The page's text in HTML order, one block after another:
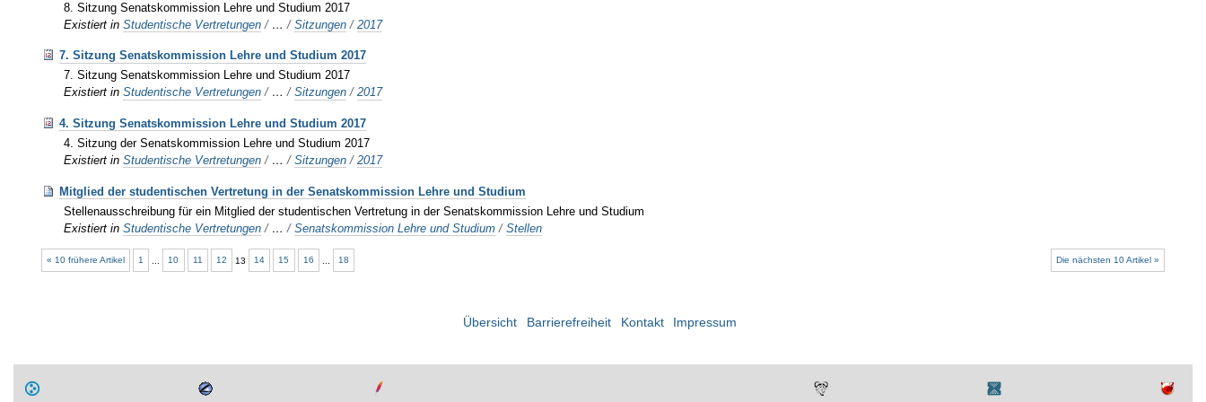
8. Sitzung Senatskommission Lehre und Studium 2017
Existiert in Studentische Vertretungen / …/Sitzungen /2017
7. Sitzung Senatskommission Lehre und Studium 2017
7. Sitzung Senatskommission Lehre und Studium 2017
Existiert in Studentische Vertretungen / …/Sitzungen /2017
4. Sitzung Senatskommission Lehre und Studium 2017
4. Sitzung der Senatskommission Lehre und Studium 2017
Existiert in Studentische Vertretungen / …/Sitzungen /2017
Mitglied der studentischen Vertretung in der Senatskommission Lehre und Studium
Stellenausschreibung für ein Mitglied der studentischen Vertretung in der Senatskommission Lehre und Studium
Existiert in Studentische Vertretungen / …/Senatskommission Lehre und Studium /Stellen
« 10 frühere Artikel Die nächsten 10 Artikel »
1 10 11 12 13 14 15 16 18
Übersicht Barrierefreiheit Kontakt Impressum